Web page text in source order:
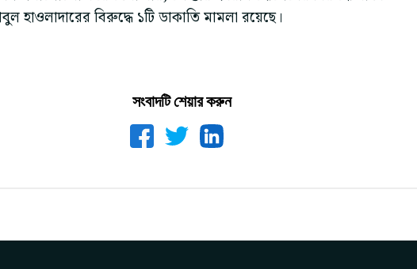
হাওলাদারের বিরুদ্ধে ১টি ডাকাতি মামলা রয়েছে।
সংবাদটি শেয়ার করুন